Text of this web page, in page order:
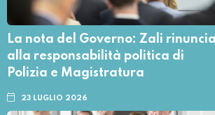
La nota del Governo: Zali rinuncia
alla responsabilità politica di
Polizia e Magistratura
23 LUGLIO 2026